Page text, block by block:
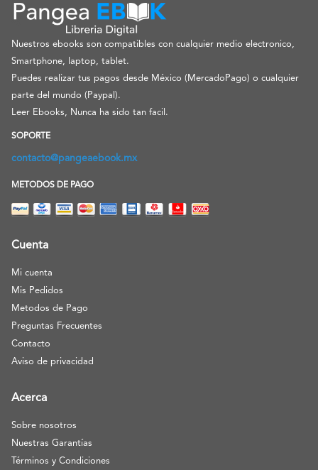
Nuestros ebooks son compatibles con cualquier medio electronico,
Smartphone, laptop, tablet.
Puedes realizar tus pagos desde México (MercadoPago) o cualquier
parte del mundo (Paypal).
Leer Ebooks, Nunca ha sido tan facil.
SOPORTE
contacto@pangeaebook.mx
METODOS DE PAGO
Cuenta
Mi cuenta
Mis Pedidos
Metodos de Pago
Preguntas Frecuentes
Contacto
Aviso de privacidad
Acerca
Sobre nosotros
Nuestras Garantías
Términos y Condiciones